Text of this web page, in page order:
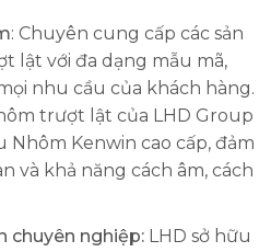
: Chuyên cung cấp các sản
lật với đa dạng mẫu mã,
nhu cầu của khách hàng.
trượt lật của LHD Group
Kenwin cao cấp, đảm
và khả năng cách âm, cách
chuyên nghiệp:LHD sở hữu